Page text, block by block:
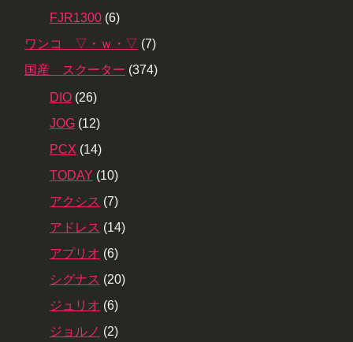
FJR1300 (6)
ワンコ ▽・ｗ・▽ (7)
国産 スクーター (374)
DIO (26)
JOG (12)
PCX (14)
TODAY (10)
アクシス (7)
アドレス (14)
アプリオ (6)
シグナス (20)
ジュリオ (6)
ジョルノ (2)